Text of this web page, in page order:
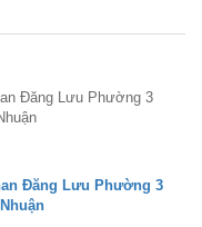
Đăng Lưu Phường 3
Đăng Lưu Phường 3